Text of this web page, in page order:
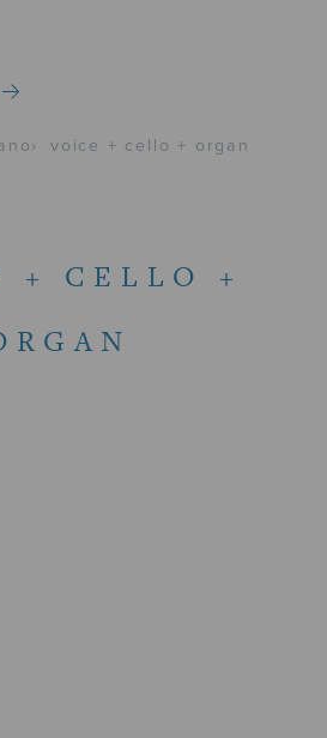
› voice + cello + organ
+ CELLO +